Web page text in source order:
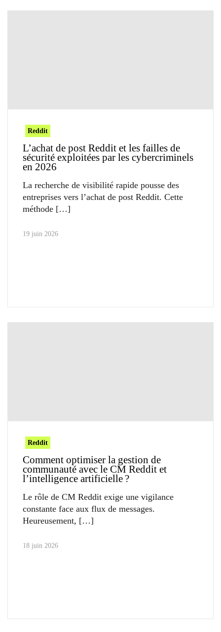
Reddit
L’achat de post Reddit et les failles de
sécurité exploitées par les cybercriminels
en 2026
La recherche de visibilité rapide pousse des
entreprises vers l’achat de post Reddit. Cette
méthode
19 juin 2026
Reddit
Comment optimiser la gestion de
communauté avec le CM Reddit et
l’intelligence artificielle ?
Le rôle de CM Reddit exige une vigilance
constante face aux flux de messages.
Heureusement,
18 juin 2026